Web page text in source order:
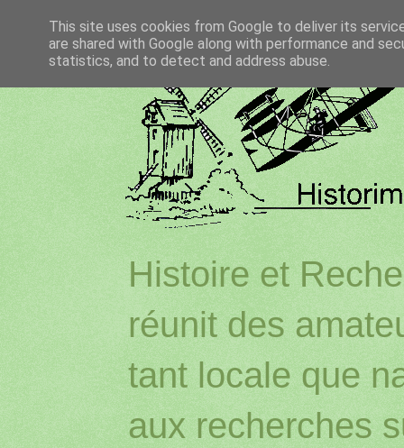
Histoire et
réunit des
tant locale que
aux recherches
This site uses cookies from Google to deliver its
are shared with Google along with performance and
statistics, and to detect and address abuse.